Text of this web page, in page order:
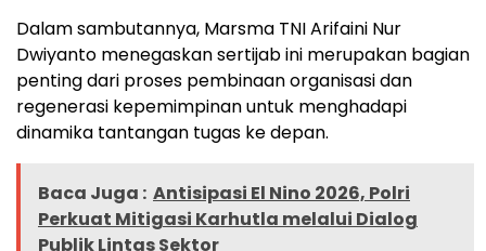
Dalam sambutannya, Marsma TNI Arifaini Nur
Dwiyanto menegaskan sertijab ini merupakan bagian
penting dari proses pembinaan organisasi dan
regenerasi kepemimpinan untuk menghadapi
dinamika tantangan tugas ke depan.
Baca Juga : Antisipasi El Nino 2026, Polri
Perkuat Mitigasi Karhutla melalui Dialog
Publik Lintas Sektor